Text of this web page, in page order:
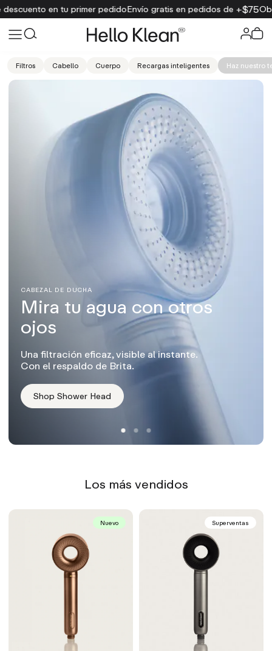
tu primer pedidoEnvío gratis en pedidos de +$75Obtén un 15
Filtros Cabello Cuerpo Recargas inteligentes Haz nuestro
CABEZAL DE DUCHA
Mira tu agua con otros
ojos
Una filtración eficaz, visible al instante.
Con el respaldo de Brita.
Shop Shower Head
Los más vendidos
Nuevo Superventas